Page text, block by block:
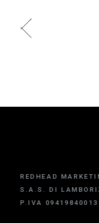
REDHEAD
S.A.S. DI
P.IVA 09419840013